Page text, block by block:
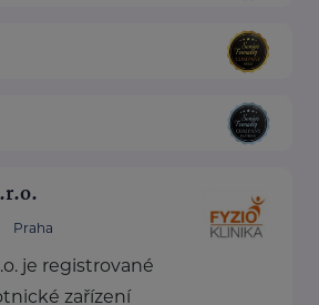
Praha
je registrované
zařízení